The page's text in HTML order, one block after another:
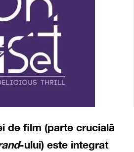
de film (parte crucială
-ului) este integrat